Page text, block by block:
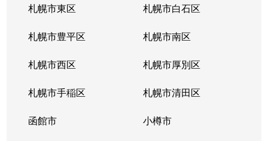
札幌市東区 札幌市白石区
札幌市豊平区 札幌市南区
札幌市西区 札幌市厚別区
札幌市手稲区 札幌市清田区
函館市 小樽市